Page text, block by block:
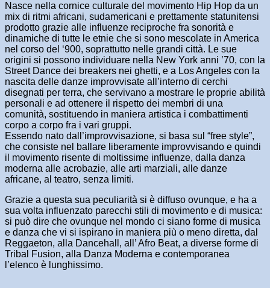
Nasce nella cornice culturale del movimento Hip Hop da un
mix di ritmi africani, sudamericani e prettamente statunitensi
prodotto grazie alle influenze reciproche fra sonorità e
dinamiche di tutte le etnie che si sono mescolate in America
nel corso del ‘900, soprattutto nelle grandi città. Le sue
origini si possono individuare nella New York anni ’70, con la
Street Dance dei breakers nei ghetti, e a Los Angeles con la
nascita delle danze improvvisate all’interno di cerchi
disegnati per terra, che servivano a mostrare le proprie abilità
personali e ad ottenere il rispetto dei membri di una
comunità, sostituendo in maniera artistica i combattimenti
corpo a corpo fra i vari gruppi.
Essendo nato dall’improvvisazione, si basa sul “free style”,
che consiste nel ballare liberamente improvvisando e quindi
il movimento risente di moltissime influenze, dalla danza
moderna alle acrobazie, alle arti marziali, alle danze
africane, al teatro, senza limiti.
Grazie a questa sua peculiarità si è diffuso ovunque, e ha a
sua volta influenzato parecchi stili di movimento e di musica:
si può dire che ovunque nel mondo ci siano forme di musica
e danza che vi si ispirano in maniera più o meno diretta, dal
Reggaeton, alla Dancehall, all’ Afro Beat, a diverse forme di
Tribal Fusion, alla Danza Moderna e contemporanea
l’elenco è lunghissimo.